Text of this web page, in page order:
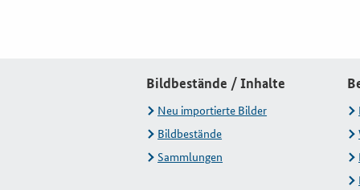
Bildbestände / Inhalte
Neu importierte Bilder
Bildbestände
Sammlungen